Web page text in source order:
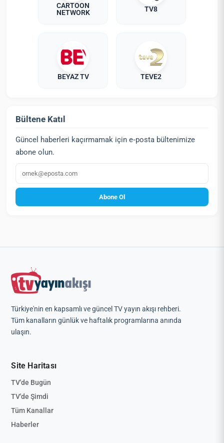
CARTOON
NETWORK
TV8
BEYAZ TV TEVE2
Bültene Katıl
Güncel haberleri kaçırmamak için e‑posta bültenimize
abone olun.
E‑posta
Abone Ol
Türkiye'nin en kapsamlı ve güncel TV yayın akışı rehberi.
Tüm kanalların günlük ve haftalık programlarına anında
ulaşın.
Site Haritası
TV'de Bugün
TV'de Şimdi
Tüm Kanallar
Haberler